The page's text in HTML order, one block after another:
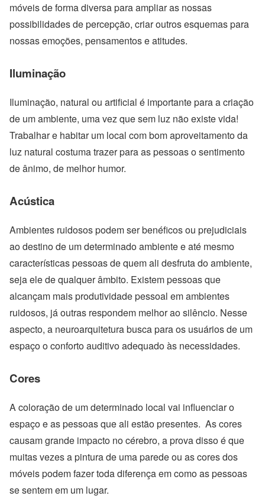
móveis de forma diversa para ampliar as nossas
possibilidades de percepção, criar outros esquemas para
nossas emoções, pensamentos e atitudes.
Iluminação
Iluminação, natural ou artificial é importante para a criação
de um ambiente, uma vez que sem luz não existe vida!
Trabalhar e habitar um local com bom aproveitamento da
luz natural costuma trazer para as pessoas o sentimento
de ânimo, de melhor humor.
Acústica
Ambientes ruidosos podem ser benéficos ou prejudiciais
ao destino de um determinado ambiente e até mesmo
características pessoas de quem ali desfruta do ambiente,
seja ele de qualquer âmbito. Existem pessoas que
alcançam mais produtividade pessoal em ambientes
ruidosos, já outras respondem melhor ao silêncio. Nesse
aspecto, a neuroarquitetura busca para os usuários de um
espaço o conforto auditivo adequado às necessidades.
Cores
A coloração de um determinado local vai influenciar o
espaço e as pessoas que ali estão presentes. As cores
causam grande impacto no cérebro, a prova disso é que
muitas vezes a pintura de uma parede ou as cores dos
móveis podem fazer toda diferença em como as pessoas
se sentem em um lugar.